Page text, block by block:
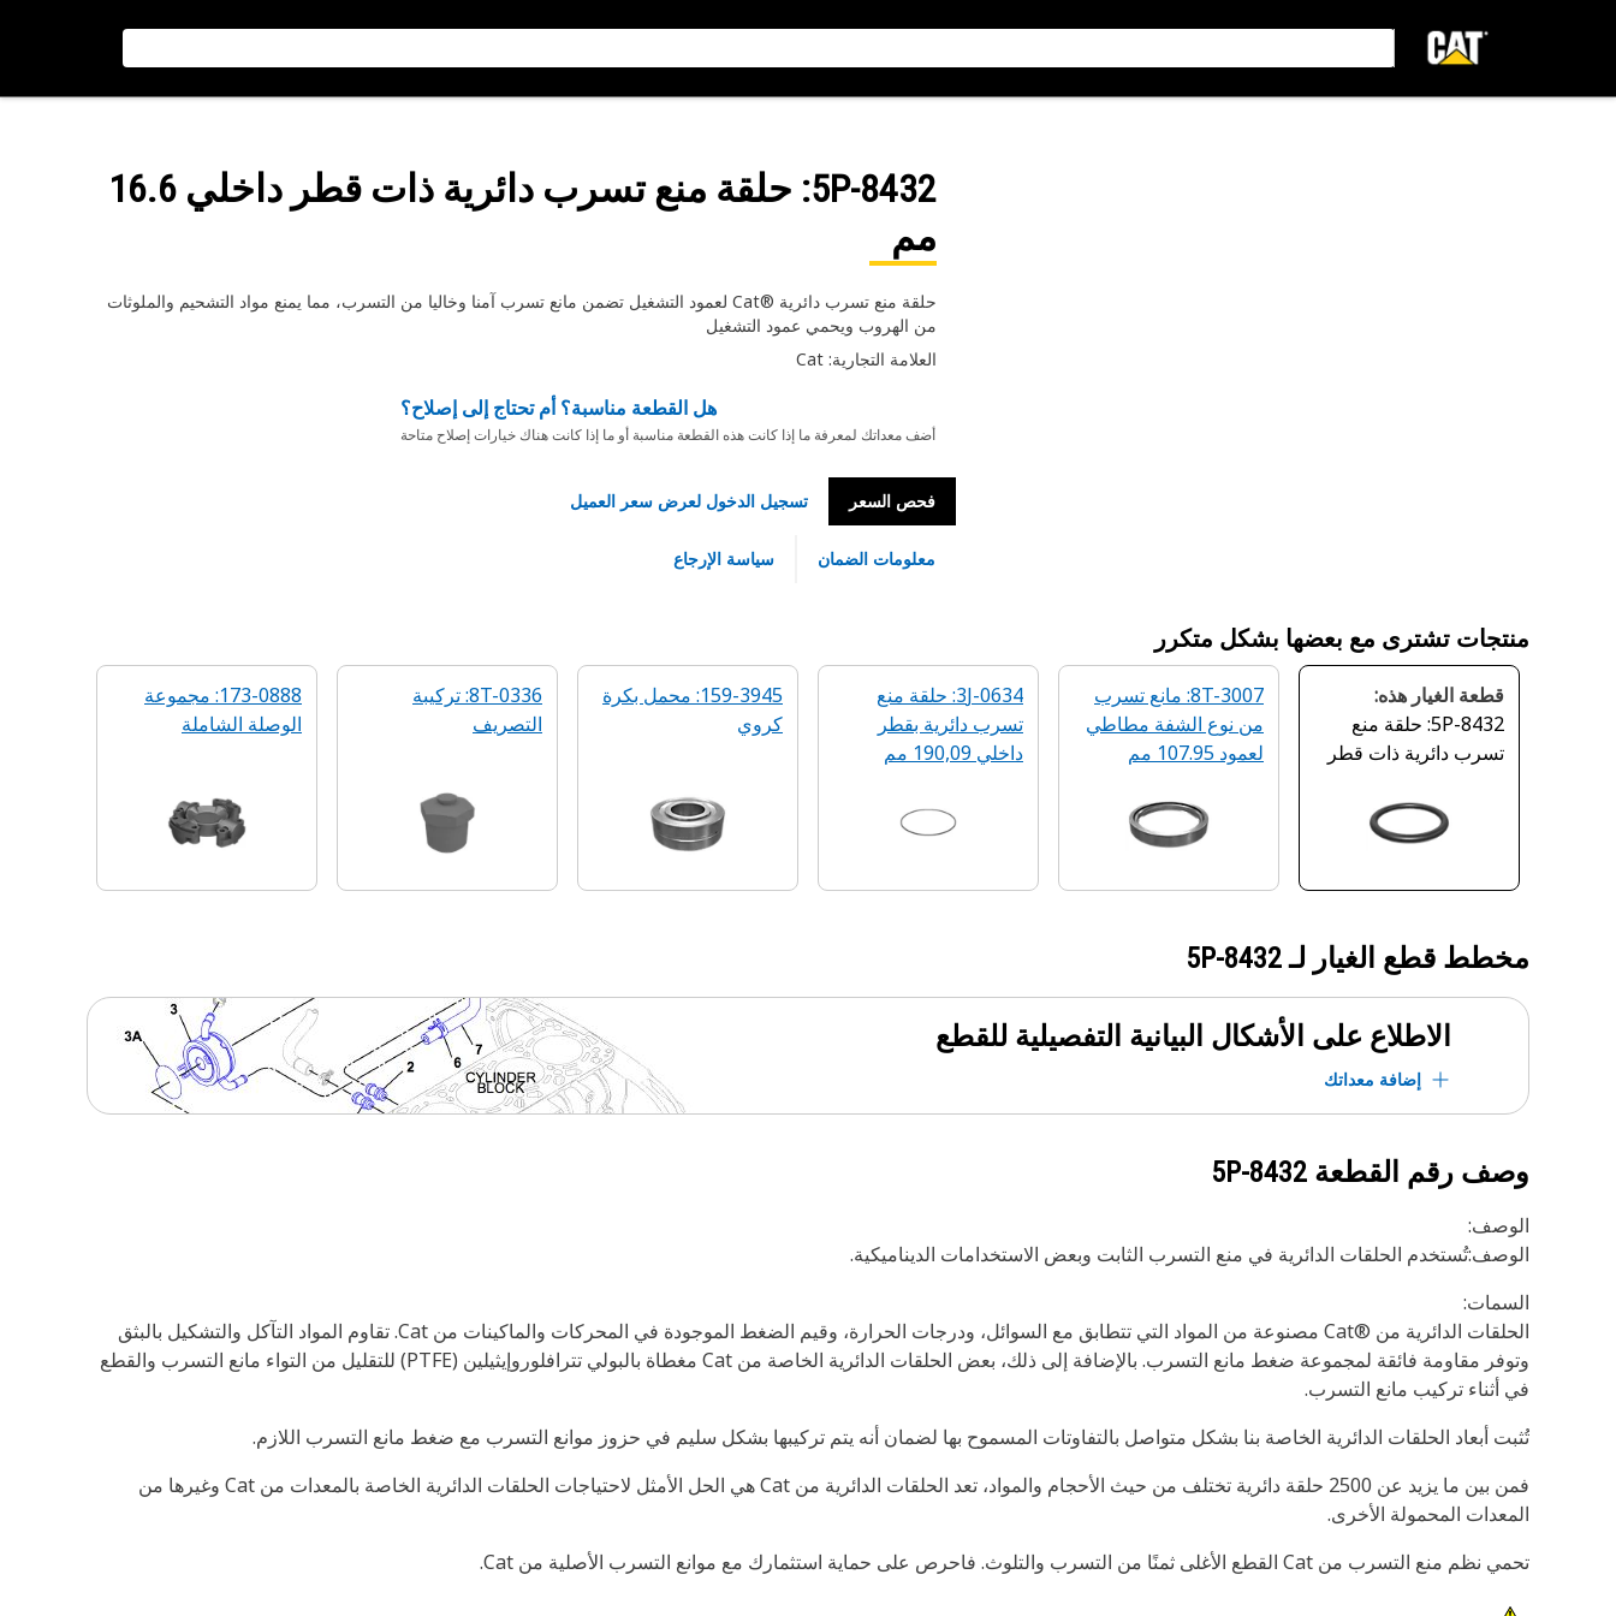
5P-8432
: حلقة منع تسرب دائرية ذات قطر داخلي 16.6
مم
حلقة منع تسرب دائرية ®Cat لعمود التشغيل تضمن مانع تسرب آمنا وخاليا من التسرب، مما يمنع مواد التشحيم والملوثات
من الهروب ويحمي عمود التشغيل
العلامة التجارية: Cat
هل القطعة مناسبة؟ أم تحتاج إلى إصلاح؟
أضف معداتك لمعرفة ما إذا كانت هذه القطعة مناسبة أو ما إذا كانت هناك خيارات إصلاح متاحة
فحص السعر تسجيل الدخول لعرض سعر العميل
معلومات الضمان سياسة الإرجاع
منتجات تشترى مع بعضها بشكل متكرر
قطعة الغيار هذه:
5P-8432: حلقة منع
تسرب دائرية ذات قطر
8T-3007: مانع تسرب
من نوع الشفة مطاطي
لعمود 107.95 مم
3J-0634: حلقة منع
تسرب دائرية‬ بقطر
داخلي 190,09 مم
159-3945: محمل بكرة
كروي
8T-0336: تركيبة
التصريف
173-0888: مجموعة
الوصلة الشاملة
مخطط قطع الغيار لـ5P-8432
الاطلاع على الأشكال البيانية التفصيلية للقطع
إضافة معداتك
وصف رقم القطعة 5P-8432
الوصف:
الوصف:تُستخدم الحلقات الدائرية في منع التسرب الثابت وبعض الاستخدامات الديناميكية.
السمات:
الحلقات الدائرية من Cat®‎ مصنوعة من المواد التي تتطابق مع السوائل، ودرجات الحرارة، وقيم الضغط الموجودة في المحركات والماكينات من Cat. تقاوم المواد التآكل والتشكيل بالبثق
وتوفر مقاومة فائقة لمجموعة ضغط مانع التسرب. بالإضافة إلى ذلك، بعض الحلقات الدائرية الخاصة من Cat مغطاة بالبولي تترافلوروإيثيلين (PTFE) للتقليل من التواء مانع التسرب والقطع
في أثناء تركيب مانع التسرب.
تُثبت أبعاد الحلقات الدائرية الخاصة بنا بشكل متواصل بالتفاوتات المسموح بها لضمان أنه يتم تركيبها بشكل سليم في حزوز موانع التسرب مع ضغط مانع التسرب اللازم.
فمن بين ما يزيد عن 2500 حلقة دائرية تختلف من حيث الأحجام والمواد، تعد الحلقات الدائرية من Cat هي الحل الأمثل لاحتياجات الحلقات الدائرية الخاصة بالمعدات من Cat وغيرها من
المعدات المحمولة الأخرى.
تحمي نظم منع التسرب من Cat القطع الأغلى ثمنًا من التسرب والتلوث. فاحرص على حماية استثمارك مع موانع التسرب الأصلية من Cat.